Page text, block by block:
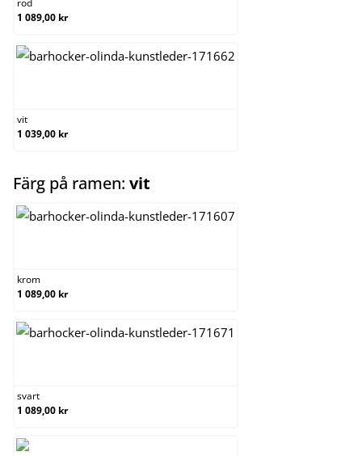
röd
1 089,00 kr
vit
1 039,00 kr
Färg på ramen: vit
krom
1 089,00 kr
svart
1 089,00 kr